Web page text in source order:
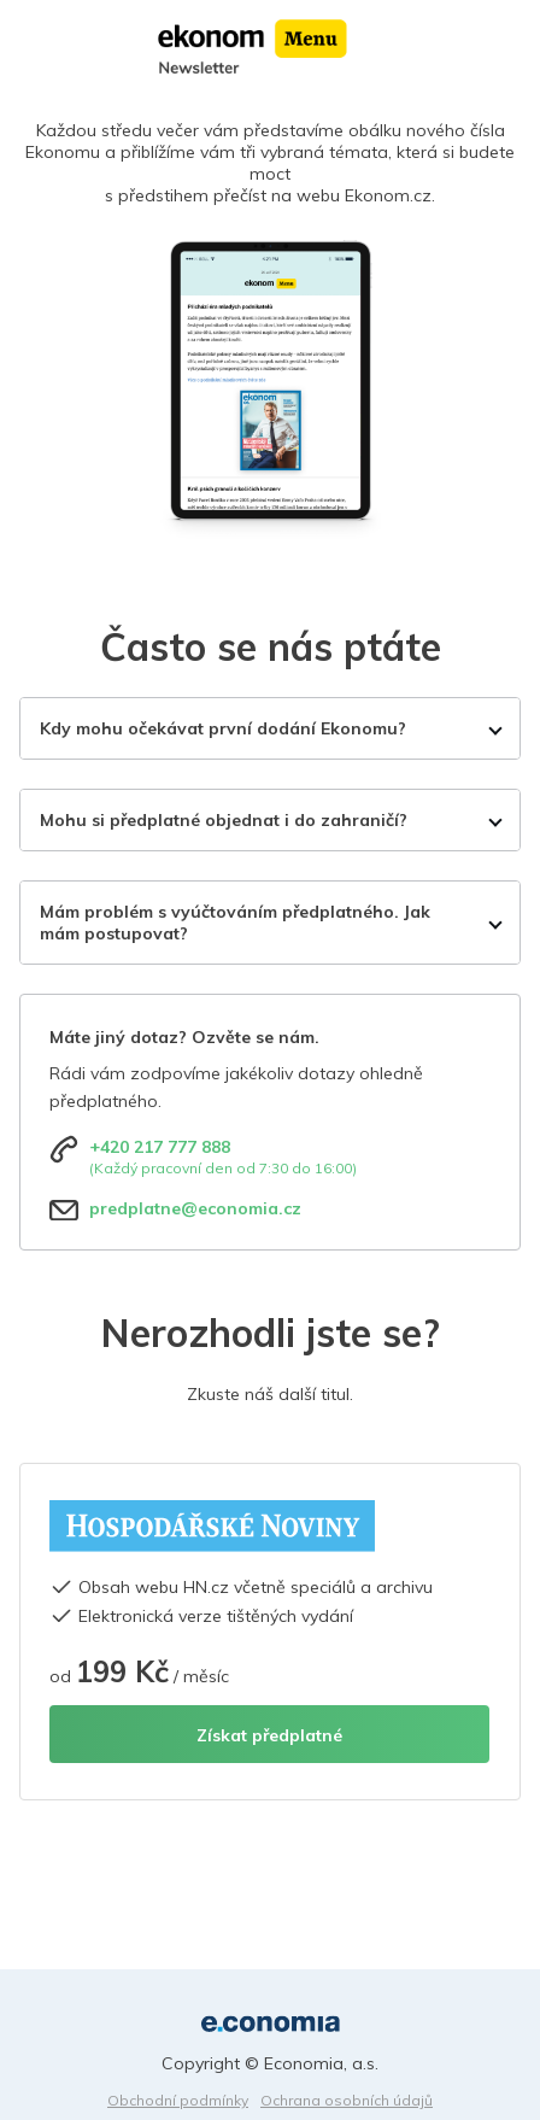
Každou středu večer vám představíme obálku nového čísla
Ekonomu a přiblížíme vám tři vybraná témata, která si budete
moct
s předstihem přečíst na webu Ekonom.cz.
Často se nás ptáte
Kdy mohu očekávat první dodání Ekonomu?
Mohu si předplatné objednat i do zahraničí?
Mám problém s vyúčtováním předplatného. Jak
mám postupovat?
Máte jiný dotaz? Ozvěte se nám.
Rádi vám zodpovíme jakékoliv dotazy ohledně
předplatného.
+420 217 777 888
(Každý pracovní den od 7:30 do 16:00)
predplatne@economia.cz
Nerozhodli jste se?
Zkuste náš další titul.
Obsah webu HN.cz včetně speciálů a archivu
Elektronická verze tištěných vydání
od 199 Kč / měsíc
Získat předplatné
Obchodní podmínky
Ochrana osobních údajů
Copyright © Economia, a.s.